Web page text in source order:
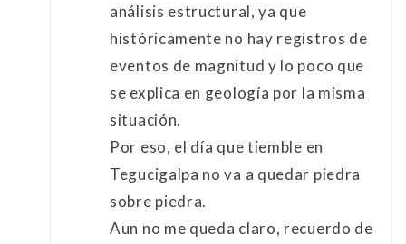
análisis estructural, ya que
históricamente no hay registros de
eventos de magnitud y lo poco que
se explica en geología por la misma
situación.
Por eso, el día que tiemble en
Tegucigalpa no va a quedar piedra
sobre piedra.
Aun no me queda claro, recuerdo de